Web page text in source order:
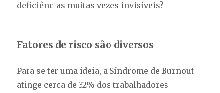
deficiências muitas vezes invisíveis?
Fatores de risco são diversos
Para se ter uma ideia, a Síndrome de Burnout
atinge cerca de 32% dos trabalhadores